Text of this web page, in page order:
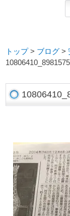
トップ> ブログ >